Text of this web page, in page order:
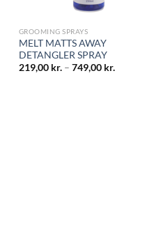
GROOMING SPRAYS
MELT MATTS AWAY
DETANGLER SPRAY
219,00 kr.– 749,00 kr.